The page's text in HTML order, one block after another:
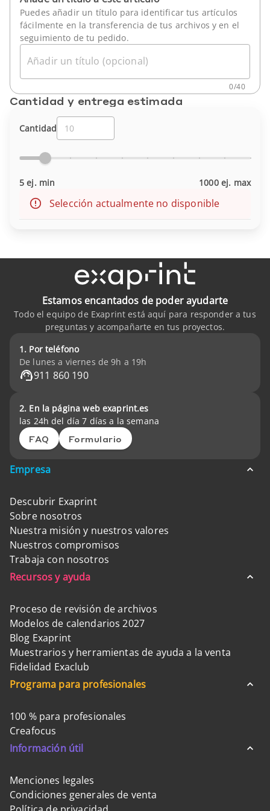
Puedes añadir un título para identificar tus artículos
fácilmente en la transferencia de tus archivos y en el
seguimiento de tu pedido.
Añadir un título (opcional)
0/40
Cantidad y entrega estimada
Cantidad
5 ej. min 1000 ej. max
Selección actualmente no disponible
Estamos encantados de poder ayudarte
Todo el equipo de Exaprint está aquí para responder a tus
preguntas y acompañarte en tus proyectos.
1. Por teléfono
De lunes a viernes de 9h a 19h
911 860 190
2. En la página web exaprint.es
las 24h del día 7 días a la semana
FAQ Formulario
Empresa
Descubrir Exaprint
Sobre nosotros
Nuestra misión y nuestros valores
Nuestros compromisos
Trabaja con nosotros
Recursos y ayuda
Proceso de revisión de archivos
Modelos de calendarios 2027
Blog Exaprint
Muestrarios y herramientas de ayuda a la venta
Fidelidad Exaclub
Programa para profesionales
100 % para profesionales
Creafocus
Información útil
Menciones legales
Condiciones generales de venta